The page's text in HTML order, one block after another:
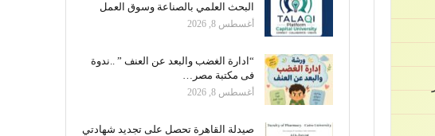
البحث العلمي بالصناعة وسوق العمل
أغسطس 8, 2026
“ادارة الغضب والبعد عن العنف ” ..ندوة
فى مكتبة مصر…
أغسطس 8, 2026
صيدلة القاهرة تحصل على تجديد شهادتي